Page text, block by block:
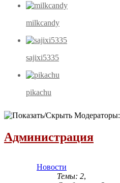
milkcandy
sajixi5335
pikachu
Модераторы:
Администрация
Новости
Темы: 2,